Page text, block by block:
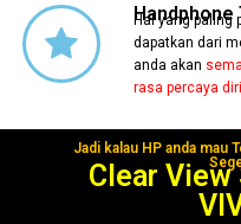
Handphone
Hal yang paling
dapatkan dari
anda akan
rasa percaya
Jadi kalau HP anda mau
Clear View